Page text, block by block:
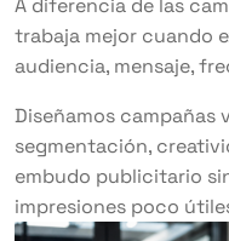
A diferencia de las
trabaja mejor cuando
audiencia, mensaje,
Diseñamos campañas
segmentación,
embudo publicitario
impresiones poco